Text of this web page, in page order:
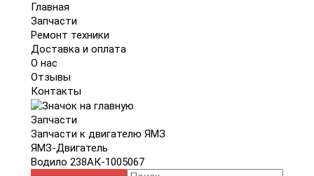
Главная
Запчасти
Ремонт техники
Доставка и оплата
О нас
Отзывы
Контакты
Запчасти
Запчасти к двигателю ЯМЗ
ЯМЗ-Двигатель
Водило 238АК-1005067